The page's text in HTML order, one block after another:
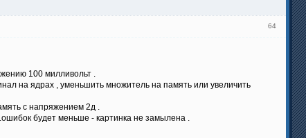
64
100 милливольт .
на ядрах , уменьшить множитель на память или увеличить
с напряжением 2д .
будет меньше - картинка не замылена .